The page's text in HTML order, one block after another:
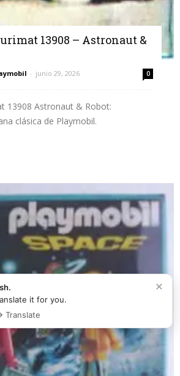
13908 – Astronaut &
- junio 29, 2026 0
13908 Astronaut & Robot:
clásica de Playmobil.
×
it for you.
Translate